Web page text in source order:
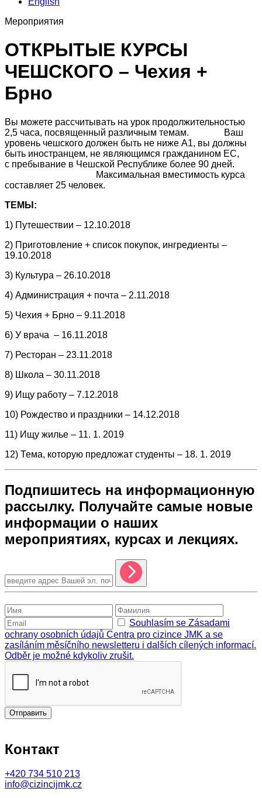
Мероприятия
ОТКРЫТЫЕ КУРСЫ
ЧЕШСКОГО – Чехия +
Брно
Вы можете рассчитывать на урок продолжительностью
2,5 часа, посвященный различным темам. Ваш
уровень чешского должен быть не ниже А1, вы должны
быть иностранцем, не являющимся гражданином ЕС,
с пребывание в Чешской Республике более 90 дней.
Максимальная вместимость курса
составляет 25 человек.
ТЕМЫ:
1) Путешествии – 12.10.2018
2) Приготовление + список покупок, ингредиенты –
19.10.2018
3) Культура – 26.10.2018
4) Администрация + почта – 2.11.2018
5) Чехия + Брно – 9.11.2018
6) У врача – 16.11.2018
7) Ресторан – 23.11.2018
8) Школа – 30.11.2018
9) Ищу работу – 7.12.2018
10) Рождество и праздники – 14.12.2018
11) Ищу жилье – 11. 1. 2019
12) Тема, которую предложат студенты – 18. 1. 2019
Подпишитесь на информационную
рассылку. Получайте самые новые
информации о наших
мероприятиях, курсах и лекциях.
Souhlasím se Zásadami
ochrany osobních údajů Centra pro cizince JMK a se
zasíláním měsíčního newsletteru i dalších cílených informací.
Odběr je možné kdykoliv zrušit.
Отправить
Контакт
+420 734 510 213
info@cizincijmk.cz